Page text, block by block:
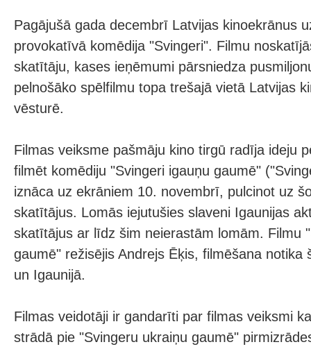
Pagājušā gada decembrī Latvijas kinoekrānus
provokatīvā komēdija "Svingeri". Filmu
skatītāju, kases ieņēmumi pārsniedza
pelnošāko spēlfilmu topa trešajā vietā Latvijas
vēsturē.
Filmas veiksme pašmāju kino tirgū radīja ideju
filmēt komēdiju "Svingeri igauņu gaumē"
iznāca uz ekrāniem 10. novembrī, pulcinot uz
skatītājus. Lomās iejutušies slaveni Igaunijas
skatītājus ar līdz šim neierastām lomām. Filmu
gaumē" režisējis Andrejs Ēķis, filmēšana notika
un Igaunijā.
Filmas veidotāji ir gandarīti par filmas veiksmi
strādā pie "Svingeru ukraiņu gaumē"